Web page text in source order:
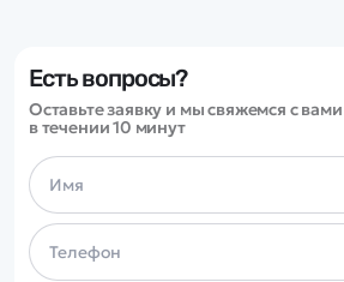
Есть вопросы?
Оставьте заявку и мы свяжемся с вами
в течении 10 минут